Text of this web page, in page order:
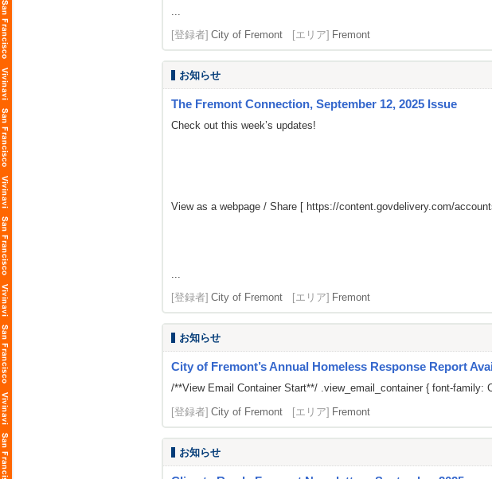
...
[登録者] City of Fremont [エリア] Fremont
お知らせ
The Fremont Connection, September 12, 2025 Issue
Check out this week’s updates!
View as a webpage / Share [ https://content.govdelivery.com/
...
[登録者] City of Fremont [エリア] Fremont
お知らせ
City of Fremont’s Annual Homeless Response Report
/**View Email Container Start**/ .view_email_container { font-
[登録者] City of Fremont [エリア] Fremont
お知らせ